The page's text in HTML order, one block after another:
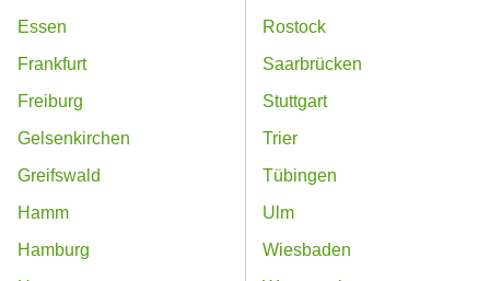
Essen
Frankfurt
Freiburg
Gelsenkirchen
Greifswald
Hamm
Hamburg
Rostock
Saarbrücken
Stuttgart
Trier
Tübingen
Ulm
Wiesbaden